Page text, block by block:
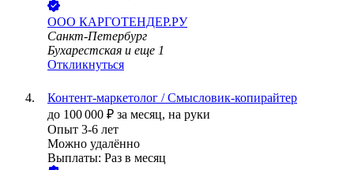
ООО КАРГОТЕНДЕР.РУ
Санкт-Петербург
Бухарестская и еще 1
Откликнуться
Контент‑маркетолог / Смысловик‑копирайтер
до 100 000 ₽ за месяц, на руки
Опыт 3-6 лет
Можно удалённо
Выплаты: Раз в месяц